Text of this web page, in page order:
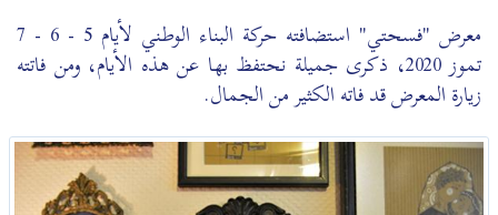
معرض "فسحتي" استضافته حركة البناء الوطني لأيام 5 - 6 - 7
تموز 2020، ذكرى جميلة نحتفظ بها عن هذه الأيام، ومن فاتته
زيارة المعرض قد فاته الكثير من الجمال.